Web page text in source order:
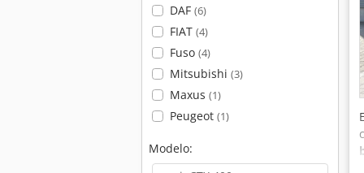
DAF (6)
FIAT (4)
Fuso (4)
Mitsubishi (3)
Maxus (1)
Peugeot (1)
Modelo: